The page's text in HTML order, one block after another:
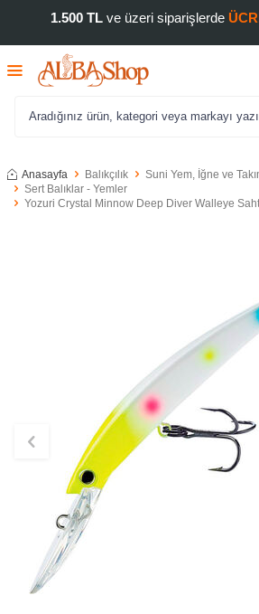
1.500 TLve üzeri siparişlerde
Anasayfa Balıkçılık
Suni Yem, İğne ve
Sert Balıklar - Yemler
Yozuri Crystal Minnow Deep Diver Walleye